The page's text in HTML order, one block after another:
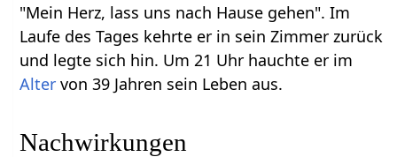
"Mein Herz, lass uns nach Hause gehen". Im
Laufe des Tages kehrte er in sein Zimmer zurück
und legte sich hin. Um 21 Uhr hauchte er im
Alter von 39 Jahren sein Leben aus.
Nachwirkungen